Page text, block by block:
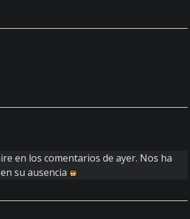
en los comentarios de ayer. Nos ha
su ausencia